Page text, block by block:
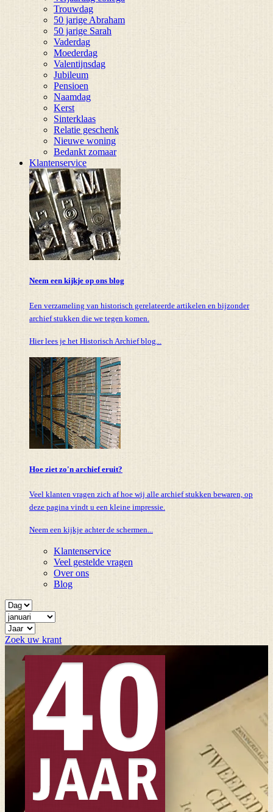
Trouwdag
50 jarige Abraham
50 jarige Sarah
Vaderdag
Moederdag
Valentijnsdag
Jubileum
Pensioen
Naamdag
Kerst
Sinterklaas
Relatie geschenk
Nieuwe woning
Bedankt zomaar
Klantenservice
Neem een kijkje op ons blog
Een verzameling van historisch gerelateerde artikelen en bijzonder
archief stukken die we tegen komen.
Hier lees je het Historisch Archief blog...
Hoe ziet zo'n archief eruit?
Veel klanten vragen zich af hoe wij alle archief stukken bewaren, op
deze pagina vindt u een kleine impressie.
Neem een kijkje achter de schermen...
Klantenservice
Veel gestelde vragen
Over ons
Blog
Zoek uw krant